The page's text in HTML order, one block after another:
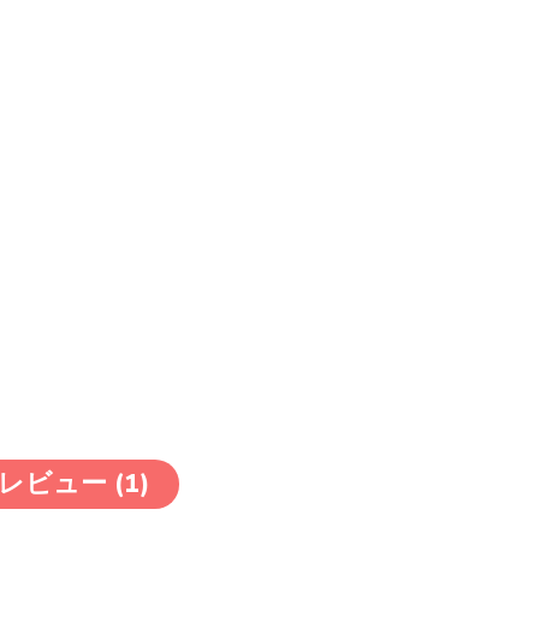
レビュー (1)